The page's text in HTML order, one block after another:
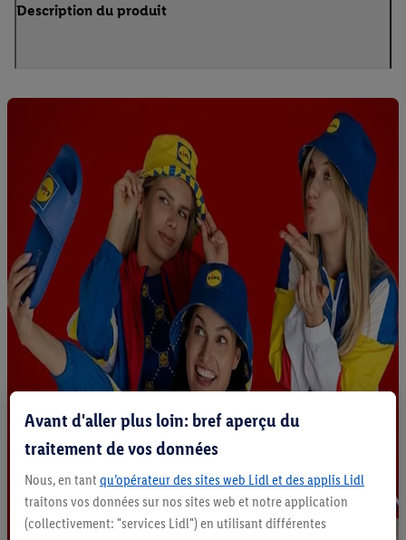
Description du produit
Avant d'aller plus loin: bref aperçu du
traitement de vos données
Nous, en tant qu’opérateur des sites web Lidl et des applis Lidl
traitons vos données sur nos sites web et notre application
(collectivement: "services Lidl") en utilisant différentes